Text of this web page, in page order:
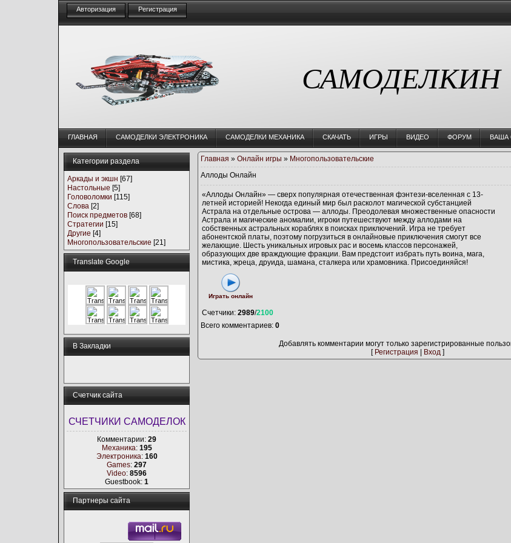
Авторизация Регистрация
САМОДЕЛКИН
ГЛАВНАЯ CАМОДЕЛКИ ЭЛЕКТРОНИКА CАМОДЕЛКИ МЕХАНИКА СКАЧАТЬ ИГРЫ ВИДЕО ФОРУМ ВАША
Категории раздела
Аркады и экшн [67]
Настольные [5]
Головоломки [115]
Слова [2]
Поиск предметов [68]
Стратегии [15]
Другие [4]
Многопользовательские [21]
Translate Google
В Закладки
Счетчик сайта
СЧЕТЧИКИ САМОДЕЛОК
Комментарии: 29
Механика: 195
Электроника: 160
Games: 297
Video: 8596
Guestbook: 1
Партнеры сайта
Главная » Онлайн игры » Многопользовательские
Аллоды Онлайн
«Аллоды Онлайн» — сверх популярная отечественная фэнтези-вселенная с 13-
летней историей! Некогда единый мир был расколот магической субстанцией
Астрала на отдельные острова — аллоды. Преодолевая множественные опасности
Астрала и магические аномалии, игроки путешествуют между аллодами на
собственных астральных кораблях в поисках приключений. Игра не требует
абонентской платы, поэтому погрузиться в онлайновые приключения смогут все
желающие. Шесть уникальных игровых рас и восемь классов персонажей,
образующих две враждующие фракции. Вам предстоит избрать путь воина, мага,
мистика, жреца, друида, шамана, сталкера или храмовника. Присоединяйся!
Играть онлайн
Счетчики: 2989/2100
Всего комментариев: 0
Добавлять комментарии могут только зарегистрированные
[ Регистрация Вход]